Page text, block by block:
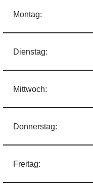
Montag:
Dienstag:
Mittwoch:
Donnerstag:
Freitag: